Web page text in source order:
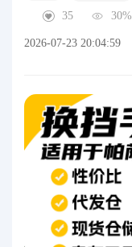
35
30%
2026-07-23 20:04:59